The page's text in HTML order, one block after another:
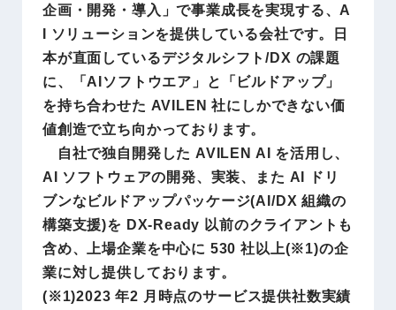
企画・開発・導入」で事業成長を実現する、A
I ソリューションを提供している会社です。日
本が直面しているデジタルシフト/DX の課題
に、「AIソフトウエア」と「ビルドアップ」
を持ち合わせた AVILEN 社にしかできない価
値創造で立ち向かっております。
自社で独自開発した AVILEN AI を活用し、
AI ソフトウェアの開発、実装、また AI ドリ
ブンなビルドアップパッケージ(AI/DX 組織の
構築支援)を DX-Ready 以前のクライアントも
含め、上場企業を中心に 530 社以上(※1)の企
業に対し提供しております。
(※1)2023 年2 月時点のサービス提供社数実績